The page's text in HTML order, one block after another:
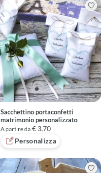
Sacchettino portaconfetti
matrimonio personalizzato
A partire da € 3,70
Personalizza